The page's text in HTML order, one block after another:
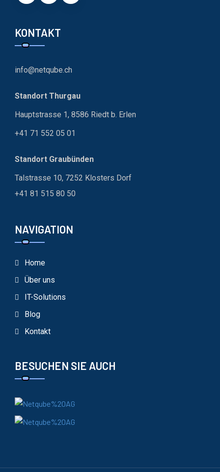
KONTAKT
info@netqube.ch
Standort Thurgau
Hauptstrasse 1, 8586 Riedt b. Erlen
+41 71 552 05 01
Standort Graubünden
Talstrasse 10, 7252 Klosters Dorf
+41 81 515 80 50
NAVIGATION
Home
Über uns
IT-Solutions
Blog
Kontakt
BESUCHEN SIE AUCH